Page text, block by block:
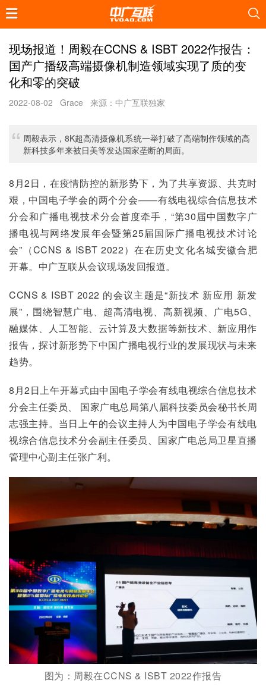
现场报道！周毅在CCNS & ISBT 2022作报告：
国产广播级高端摄像机制造领域实现了质的变
化和零的突破
2022-08-02 Grace 来源：中广互联独家
周毅表示，8K超高清摄像机系统一举打破了高端制作领域的高
新科技多年来被日美等发达国家垄断的局面。
8月2日，在疫情防控的新形势下，为了共享资源、共克时
艰，中国电子学会的两个分会——有线电视综合信息技术
分会和广播电视技术分会首度牵手，“第30届中国数字广
播电视与网络发展年会暨第25届国际广播电视技术讨论
会”（CCNS & ISBT 2022）在在历史文化名城安徽合肥
开幕。中广互联从会议现场发回报道。
CCNS & ISBT 2022 的会议主题是“新技术 新应用 新发
展”，围绕智慧广电、超高清电视、高新视频、广电5G、
融媒体、人工智能、云计算及大数据等新技术、新应用作
报告，探讨新形势下中国广播电视行业的发展现状与未来
趋势。
8月2日上午开幕式由中国电子学会有线电视综合信息技术
分会主任委员、 国家广电总局第八届科技委员会秘书长周
志强主持。当日上午的会议主持人为中国电子学会有线电
视综合信息技术分会副主任委员、国家广电总局卫星直播
管理中心副主任张广利。
图为：周毅在CCNS & ISBT 2022作报告